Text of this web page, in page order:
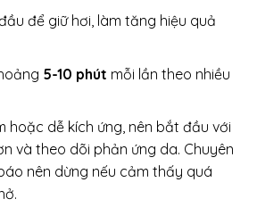
để giữ hơi, làm tăng hiệu quả
5-10 phút mỗi lần theo nhiều
hoặc dễ kích ứng, nên bắt đầu với
và theo dõi phản ứng da. Chuyên
nên dừng nếu cảm thấy quá